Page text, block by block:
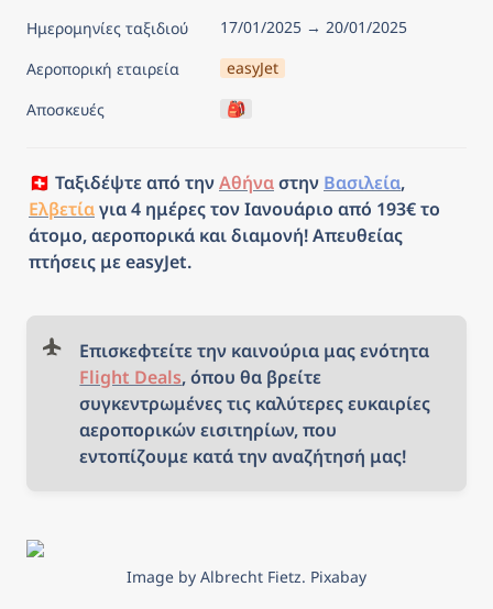
Ημερομηνίες ταξιδιού
17/01/2025 → 20/01/2025
Αεροπορική εταιρεία
easyJet
Αποσκευές
🎒
🇨🇭 Ταξιδέψτε από την Αθήνα στην Βασιλεία
Ελβετία για 4 ημέρες τον Ιανουάριο από 193€ το
άτομο, αεροπορικά και διαμονή! Απευθείας
πτήσεις με easyJet.
Flight Deals, όπου θα βρείτε
συγκεντρωμένες τις καλύτερες ευκαιρίες
αεροπορικών εισιτηρίων, που
εντοπίζουμε κατά την αναζήτησή μας!
Image by Albrecht Fietz. Pixabay